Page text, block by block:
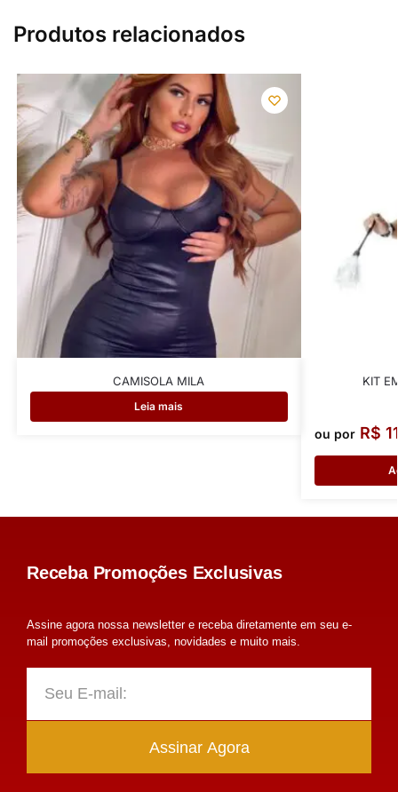
Produtos relacionados
CAMISOLA MILA
Leia mais
KIT
ou por R$
Receba Promoções Exclusivas
Assine agora nossa newsletter e receba diretamente em seu e-
mail promoções exclusivas, novidades e muito mais.
Assinar Agora